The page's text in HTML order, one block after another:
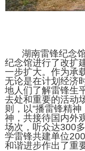
湖南雷锋纪念馆
纪念馆进行了改扩
一步扩大。作为承
无论是在计划经济
地人们了解雷锋生
去处和重要的活动
则，以“播雷锋精
神，共接待国内外
场次，听众达300
学雷锋共建单位
和谐进步作出了重